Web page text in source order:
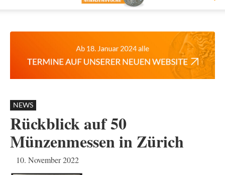
NEWS
Rückblick auf 50
Münzenmessen in Zürich
10. November 2022